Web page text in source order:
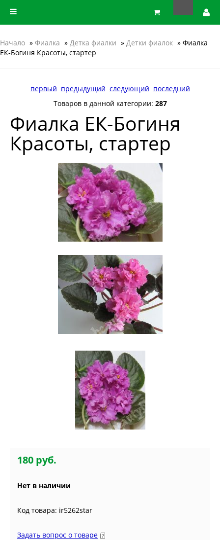
Начало » Фиалка » Детка фиалки » Детки фиалок » Фиалка
ЕК-Богиня Красоты, стартер
первый предыдущий следующий последний
Товаров в данной категории: 287
Фиалка ЕК-Богиня
Красоты, стартер
180 руб.
Нет в наличии
Код товара: ir5262star
Задать вопрос о товаре